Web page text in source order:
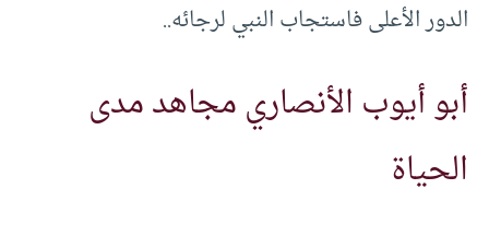
الدور الأعلى فاستجاب النبي لرجائه..
أبو أيوب الأنصاري مجاهد مدى
الحياة